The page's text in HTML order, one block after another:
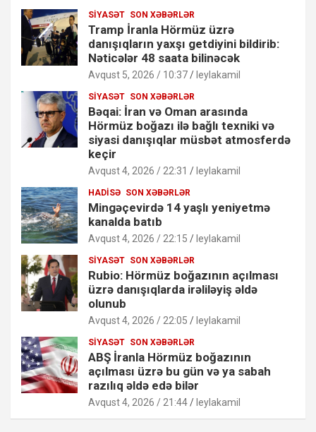
SIYASƏT SON XƏBƏRLƏR
Tramp İranla Hörmüz üzrə
danışıqların yaxşı getdiyini bildirib:
Nəticələr 48 saata bilinəcək
Avqust 5, 2026 / 10:37 leylakamil
SIYASƏT SON XƏBƏRLƏR
Bəqai: İran və Oman arasında
Hörmüz boğazı ilə bağlı texniki və
siyasi danışıqlar müsbət atmosferdə
keçir
Avqust 4, 2026 / 22:31 leylakamil
HADISƏ SON XƏBƏRLƏR
Mingəçevirdə 14 yaşlı yeniyetmə
kanalda batıb
Avqust 4, 2026 / 22:15 leylakamil
SIYASƏT SON XƏBƏRLƏR
Rubio: Hörmüz boğazının açılması
üzrə danışıqlarda irəliləyiş əldə
olunub
Avqust 4, 2026 / 22:05 leylakamil
SIYASƏT SON XƏBƏRLƏR
ABŞ İranla Hörmüz boğazının
açılması üzrə bu gün və ya sabah
razılıq əldə edə bilər
Avqust 4, 2026 / 21:44 leylakamil